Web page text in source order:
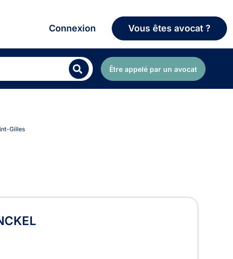
Connexion Vous êtes avocat ?
Être appelé par un avocat
Gilles